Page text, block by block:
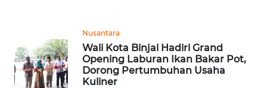
Nusantara
Wali Kota Binjai Hadiri Grand
Opening Laburan Ikan Bakar Pot,
Dorong Pertumbuhan Usaha
Kuliner
WN
JATIM